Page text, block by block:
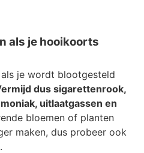
als je hooikoorts
je wordt blootgesteld
dus sigarettenrook,
uitlaatgassen en
bloemen of planten
maken, dus probeer ook